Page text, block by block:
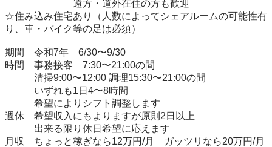
遠方・道外在住の方も歓迎
☆住み込み住宅あり（人数によってシェアルームの可能性有
り、車・バイク等の足は必須）
期間　令和7年　6/30〜9/30
時間　事務接客　7:30〜21:00の間
清掃9:00〜12:00 調理15:30〜21:00の間
いずれも1日4〜8時間
希望によりシフト調整します
週休　希望収入にもよりますが原則2日以上
出来る限り休日希望に応えます
月収　ちょっと稼ぎなら12万円/月　ガッツリなら20万円/月